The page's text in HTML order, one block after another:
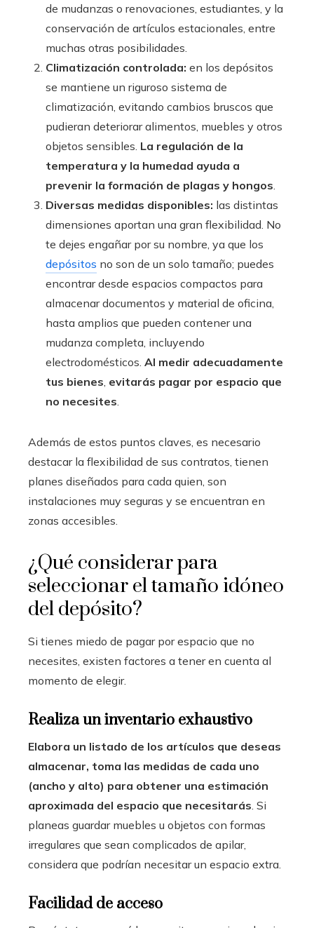
de mudanzas o renovaciones, estudiantes, y la
conservación de artículos estacionales, entre
muchas otras posibilidades.
Climatización controlada: en los depósitos
se mantiene un riguroso sistema de
climatización, evitando cambios bruscos que
pudieran deteriorar alimentos, muebles y otros
objetos sensibles. La regulación de la
temperatura y la humedad ayuda a
prevenir la formación de plagas y hongos
Diversas medidas disponibles: las distintas
dimensiones aportan una gran flexibilidad. No
te dejes engañar por su nombre, ya que los
depósitos no son de un solo tamaño; puedes
encontrar desde espacios compactos para
almacenar documentos y material de oficina,
hasta amplios que pueden contener una
mudanza completa, incluyendo
electrodomésticos. Al medir adecuadamente
tus bienes evitarás pagar por espacio que
no necesites
Además de estos puntos claves, es necesario
destacar la flexibilidad de sus contratos, tienen
planes diseñados para cada quien, son
instalaciones muy seguras y se encuentran en
zonas accesibles.
¿Qué considerar para
seleccionar el tamaño idóneo
del depósito?
Si tienes miedo de pagar por espacio que no
necesites, existen factores a tener en cuenta al
momento de elegir.
Realiza un inventario exhaustivo
Elabora un listado de los artículos que deseas
almacenar, toma las medidas de cada uno
(ancho y alto) para obtener una estimación
aproximada del espacio que necesitarás . Si
planeas guardar muebles u objetos con formas
irregulares que sean complicados de apilar,
considera que podrían necesitar un espacio extra.
Facilidad de acceso